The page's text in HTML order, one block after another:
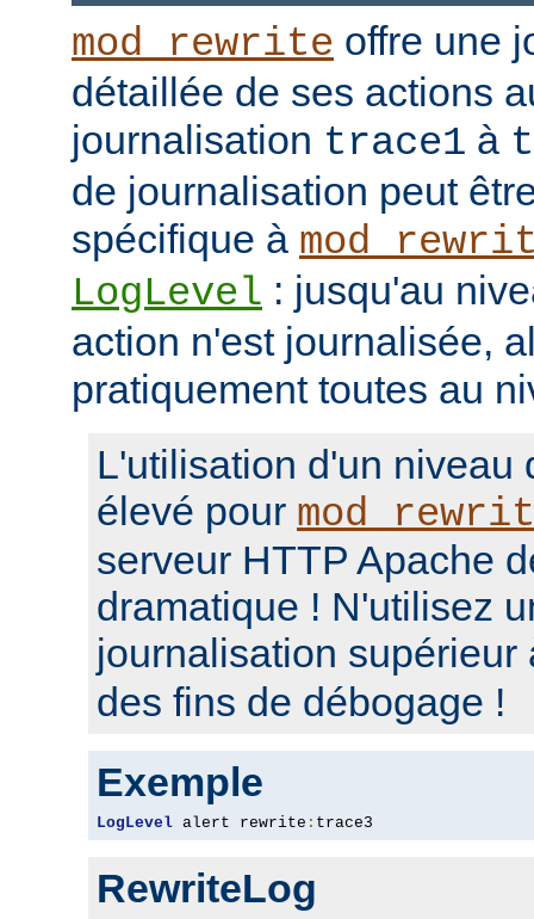
mod_rewrite offre une
détaillée de ses actions
journalisation trace1 à
de journalisation peut
spécifique à
LogLevel : jusqu'au
action n'est journalisée,
pratiquement toutes au
L'utilisation d'un niveau
élevé pour
serveur HTTP Apache
dramatique ! N'utilisez
journalisation
des fins de débogage !
Exemple
LogLevel alert rewrite : trace3
RewriteLog